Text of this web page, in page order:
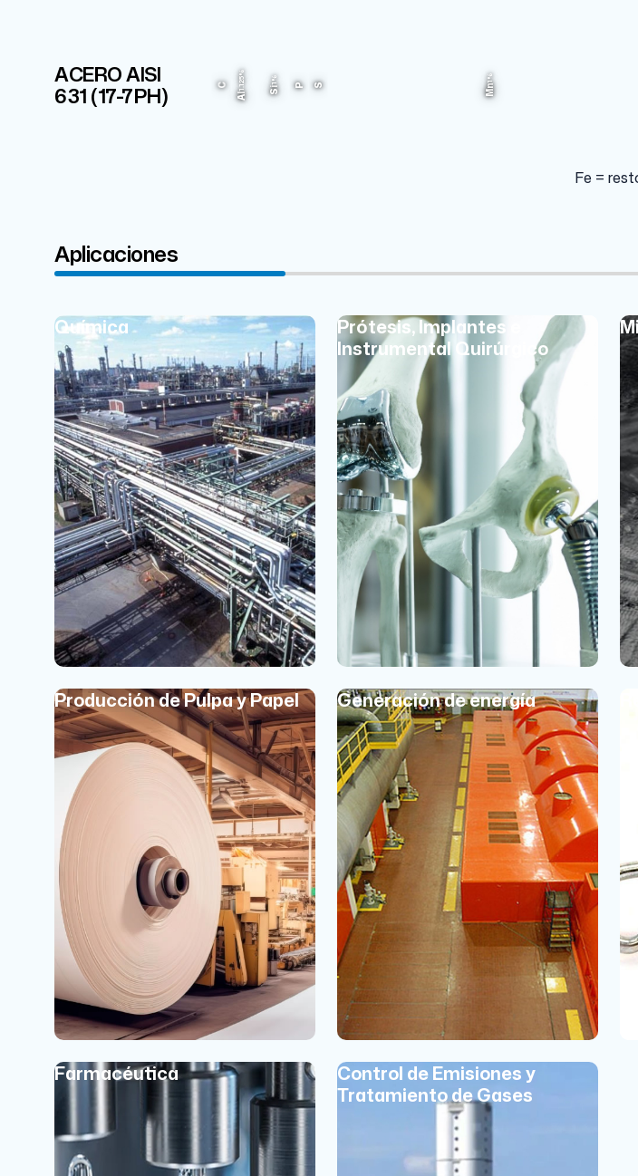
ACERO AISI
631 (17-7PH) C
Al
1.125% Si
1% P S Mn
1%
Fe =
Aplicaciones
Química
Prótesis, Implantes e
Instrumental Quirúrgico
Producción de Pulpa y Papel Generación de energía
Farmacéutica
Control de Emisiones y
Tratamiento de Gases